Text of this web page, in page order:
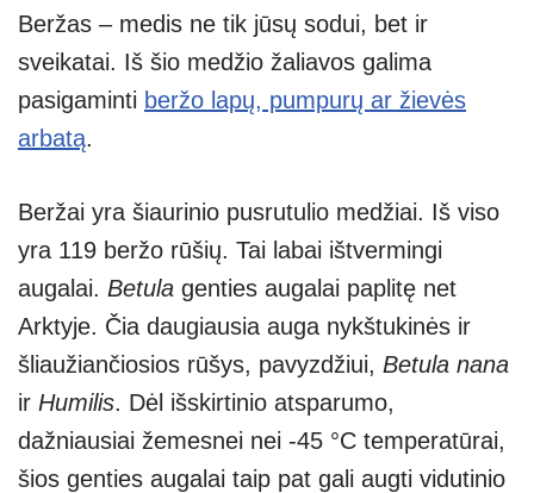
Beržas – medis ne tik jūsų sodui, bet ir
sveikatai. Iš šio medžio žaliavos galima
pasigaminti beržo lapų, pumpurų ar žievės
arbatą.
Beržai yra šiaurinio pusrutulio medžiai. Iš viso
yra 119 beržo rūšių. Tai labai ištvermingi
augalai. Betula genties augalai paplitę net
Arktyje. Čia daugiausia auga nykštukinės ir
šliaužiančiosios rūšys, pavyzdžiui, Betula nana
ir Humilis. Dėl išskirtinio atsparumo,
dažniausiai žemesnei nei -45 °C temperatūrai,
šios genties augalai taip pat gali augti vidutinio